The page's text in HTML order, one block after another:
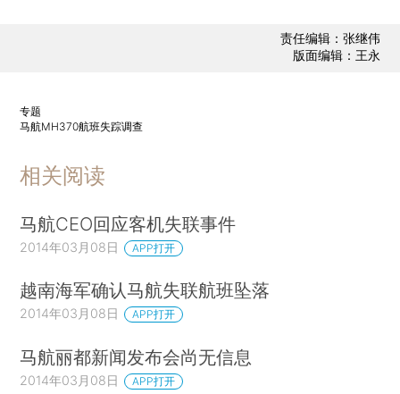
责任编辑：张继伟
版面编辑：王永
专题
马航MH370航班失踪调查
相关阅读
马航CEO回应客机失联事件
2014年03月08日 APP打开
越南海军确认马航失联航班坠落
2014年03月08日 APP打开
马航丽都新闻发布会尚无信息
2014年03月08日 APP打开